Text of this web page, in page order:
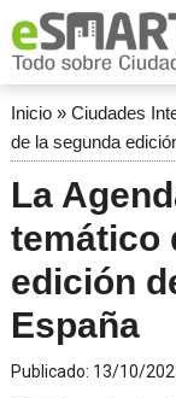
Inicio» Ciudades
de la segunda
La
temático
edición
España
Publicado: 13/10/